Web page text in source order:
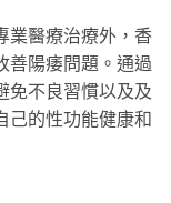
業醫療治療外，香
善陽痿問題。通過
免不良習慣以及及
己的性功能健康和